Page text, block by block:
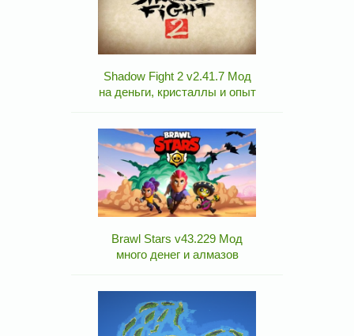
Shadow Fight 2 v2.41.7 Мод
на деньги, кристаллы и опыт
Brawl Stars v43.229 Мод
много денег и алмазов